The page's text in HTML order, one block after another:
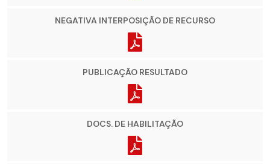
NEGATIVA INTERPOSIÇÃO DE RECURSO
PUBLICAÇÃO RESULTADO
DOCS. DE HABILITAÇÃO